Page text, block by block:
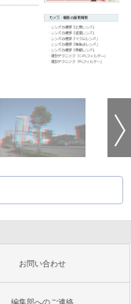
お問い合わせ
編集部へのご連絡